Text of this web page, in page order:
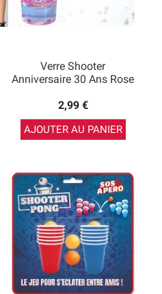
Verre Shooter
Anniversaire 30 Ans Rose
2,99 €
AJOUTER AU PANIER